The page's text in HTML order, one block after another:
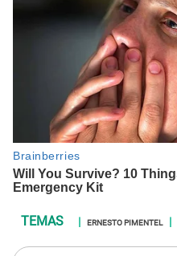
ERNESTO PIMENTEL